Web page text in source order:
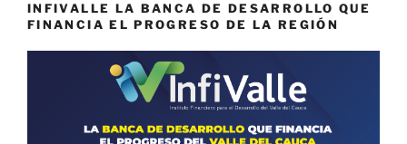
INFIVALLE LA BANCA DE DESARROLLO QUE
FINANCIA EL PROGRESO DE LA REGIÓN